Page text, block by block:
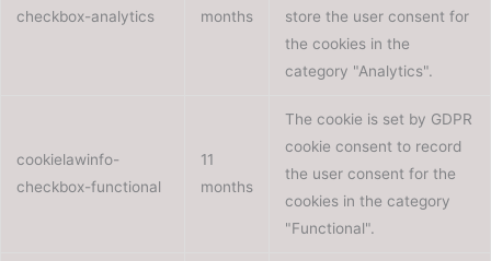
checkbox-analytics
months
store the user consent for
the cookies in the
category "Analytics".
cookielawinfo-
checkbox-functional
11
months
The cookie is set by GDPR
cookie consent to record
the user consent for the
cookies in the category
"Functional".